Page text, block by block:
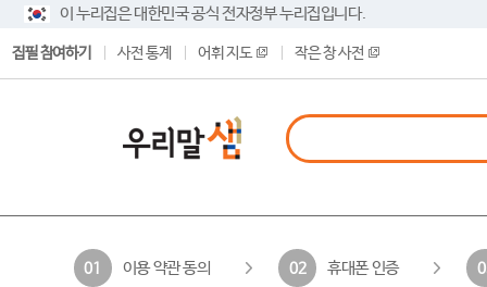
이 누리집은 대한민국 공식 전자정부 누리집입니다.
집필 참여하기 사전 통계 어휘 지도 작은 창 사전
01 이용 약관 동의 02 휴대폰 인증